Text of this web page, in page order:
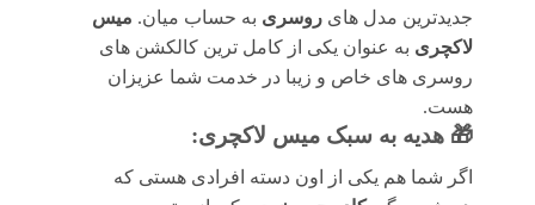
جدیدترین مدل های روسری به حساب میان. میس
لاکچری به عنوان یکی از کامل ترین کالکشن های
روسری های خاص و زیبا در خدمت شما عزیزان
هست.
🎁 هدیه به سبک میس لاکچری:
اگر شما هم یکی از اون دسته افرادی هستی که